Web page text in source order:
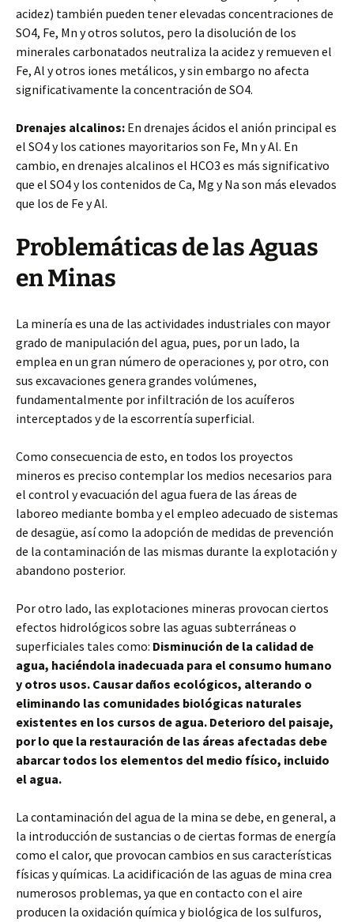
acidez) también pueden tener elevadas concentraciones de
SO4, Fe, Mn y otros solutos, pero la disolución de los
minerales carbonatados neutraliza la acidez y remueven el
Fe, Al y otros iones metálicos, y sin embargo no afecta
significativamente la concentración de SO4.
Drenajes alcalinos: En drenajes ácidos el anión principal es
el SO4 y los cationes mayoritarios son Fe, Mn y Al. En
cambio, en drenajes alcalinos el HCO3 es más significativo
que el SO4 y los contenidos de Ca, Mg y Na son más elevados
que los de Fe y Al.
Problemáticas de las Aguas
en Minas
La minería es una de las actividades industriales con mayor
grado de manipulación del agua, pues, por un lado, la
emplea en un gran número de operaciones y, por otro, con
sus excavaciones genera grandes volúmenes,
fundamentalmente por infiltración de los acuíferos
interceptados y de la escorrentía superficial.
Como consecuencia de esto, en todos los proyectos
mineros es preciso contemplar los medios necesarios para
el control y evacuación del agua fuera de las áreas de
laboreo mediante bomba y el empleo adecuado de sistemas
de desagüe, así como la adopción de medidas de prevención
de la contaminación de las mismas durante la explotación y
abandono posterior.
Por otro lado, las explotaciones mineras provocan ciertos
efectos hidrológicos sobre las aguas subterráneas o
superficiales tales como: Disminución de la calidad de
agua, haciéndola inadecuada para el consumo humano
y otros usos. Causar daños ecológicos, alterando o
eliminando las comunidades biológicas naturales
existentes en los cursos de agua. Deterioro del paisaje,
por lo que la restauración de las áreas afectadas debe
abarcar todos los elementos del medio físico, incluido
el agua.
La contaminación del agua de la mina se debe, en general, a
la introducción de sustancias o de ciertas formas de energía
como el calor, que provocan cambios en sus características
físicas y químicas. La acidificación de las aguas de mina crea
numerosos problemas, ya que en contacto con el aire
producen la oxidación química y biológica de los sulfuros,